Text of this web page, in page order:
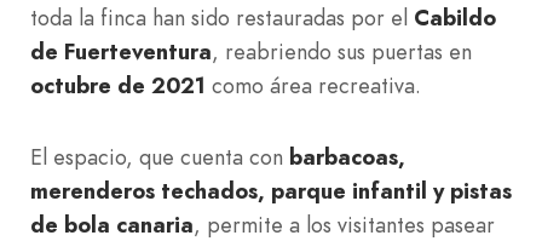
toda la finca han sido restauradas por el Cabildo
de Fuerteventura, reabriendo sus puertas en
octubre de 2021 como área recreativa.
El espacio, que cuenta con barbacoas,
merenderos techados, parque infantil y pistas
de bola canaria, permite a los visitantes pasear